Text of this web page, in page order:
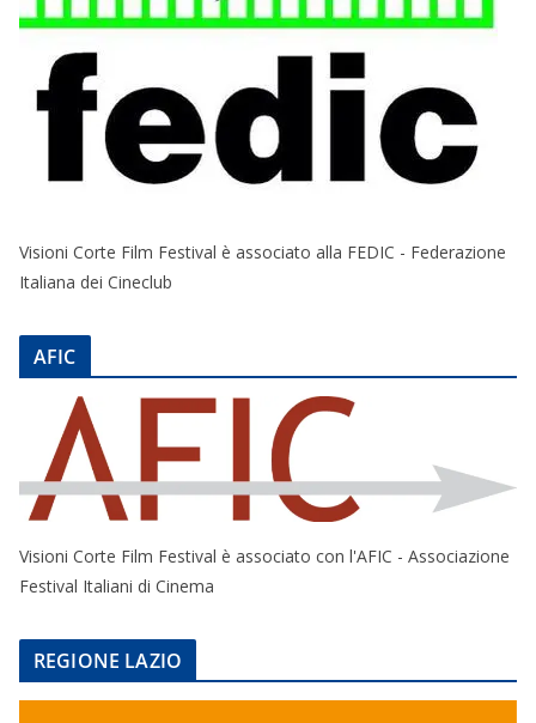
Visioni Corte Film Festival è associato alla FEDIC - Federazione
Italiana dei Cineclub
AFIC
Visioni Corte Film Festival è associato con l'AFIC - Associazione
Festival Italiani di Cinema
REGIONE LAZIO